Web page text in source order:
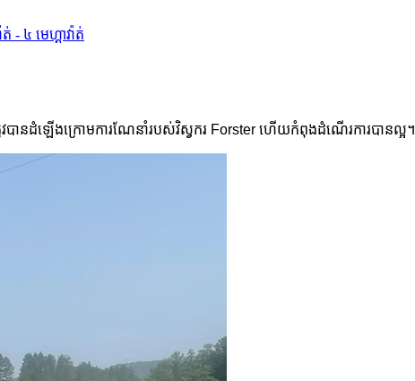
បានដំឡើងក្រោមការណែនាំរបស់វិស្វករ Forster ហើយកំពុងដំណើរការបានល្អ។